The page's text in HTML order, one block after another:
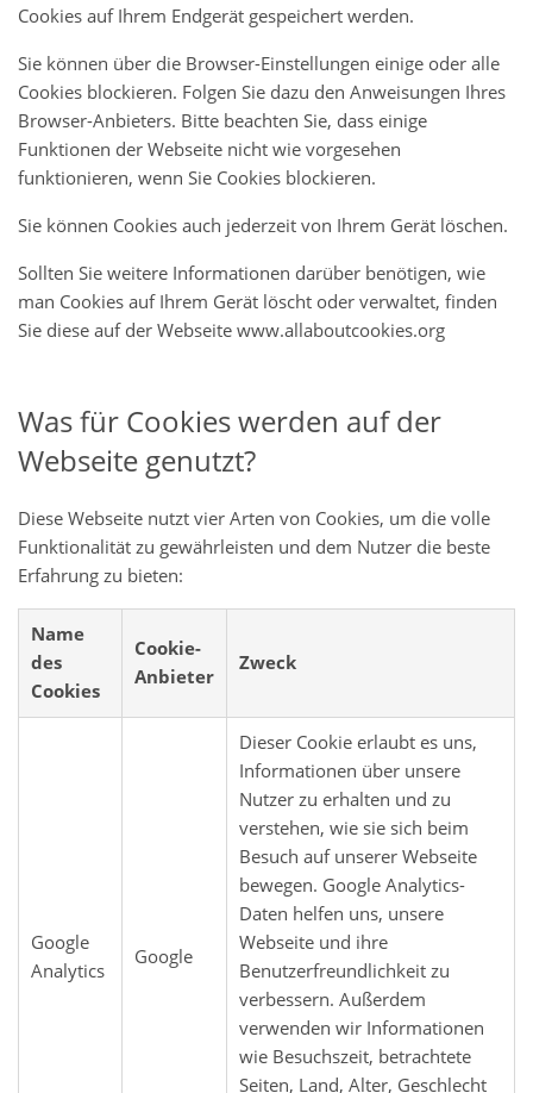
Cookies auf Ihrem Endgerät gespeichert werden.
Sie können über die Browser-Einstellungen einige oder alle
Cookies blockieren. Folgen Sie dazu den Anweisungen Ihres
Browser-Anbieters. Bitte beachten Sie, dass einige
Funktionen der Webseite nicht wie vorgesehen
funktionieren, wenn Sie Cookies blockieren.
Sie können Cookies auch jederzeit von Ihrem Gerät löschen.
Sollten Sie weitere Informationen darüber benötigen, wie
man Cookies auf Ihrem Gerät löscht oder verwaltet, finden
Sie diese auf der Webseite www.allaboutcookies.org
Was für Cookies werden auf der
Webseite genutzt?
Diese Webseite nutzt vier Arten von Cookies, um die volle
Funktionalität zu gewährleisten und dem Nutzer die beste
Erfahrung zu bieten:
Name
des
Cookies
Cookie-
Anbieter
Zweck
Google
Analytics
Google
Dieser Cookie erlaubt es uns,
Informationen über unsere
Nutzer zu erhalten und zu
verstehen, wie sie sich beim
Besuch auf unserer Webseite
bewegen. Google Analytics-
Daten helfen uns, unsere
Webseite und ihre
Benutzerfreundlichkeit zu
verbessern. Außerdem
verwenden wir Informationen
wie Besuchszeit, betrachtete
Seiten, Land, Alter, Geschlecht